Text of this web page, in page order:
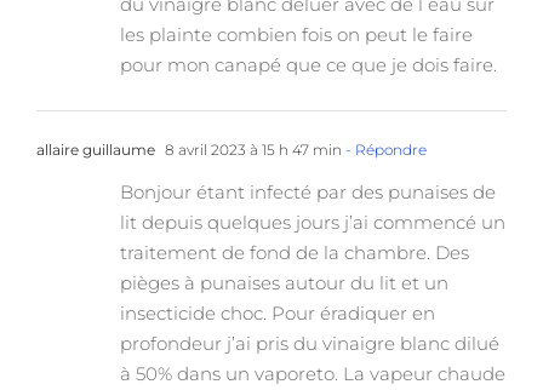
les plainte combien fois on peut le faire
pour mon canapé que ce que je dois faire.
allaire guillaume 8 avril 2023 à 15 h 47 min - Répondre
Bonjour étant infecté par des punaises de
lit depuis quelques jours j’ai commencé un
traitement de fond de la chambre. Des
pièges à punaises autour du lit et un
insecticide choc. Pour éradiquer en
profondeur j’ai pris du vinaigre blanc dilué
à 50% dans un vaporeto. La vapeur chaude